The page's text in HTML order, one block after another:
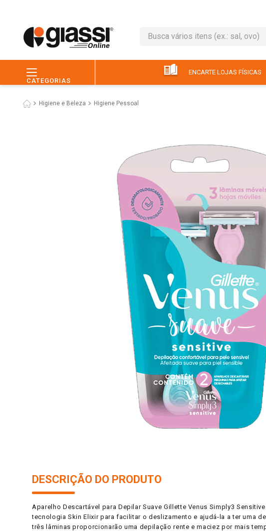
Busca vários itens (ex.: sal, ovo)
CATEGORIAS
ENCARTE LOJAS FÍSICAS
Higiene e Beleza Higiene Pessoal
DESCRIÇÃO DO PRODUTO
Aparelho Descartável para Depilar Suave Gillette Venus Simply3
tecnologia Skin Elixir para facilitar o deslizamento e ajudá-la a ter uma
três lâminas proporcionarão uma depilação rente e maciez por mais
café
macarrão
8º pão
9 º ovo
10º iogurte